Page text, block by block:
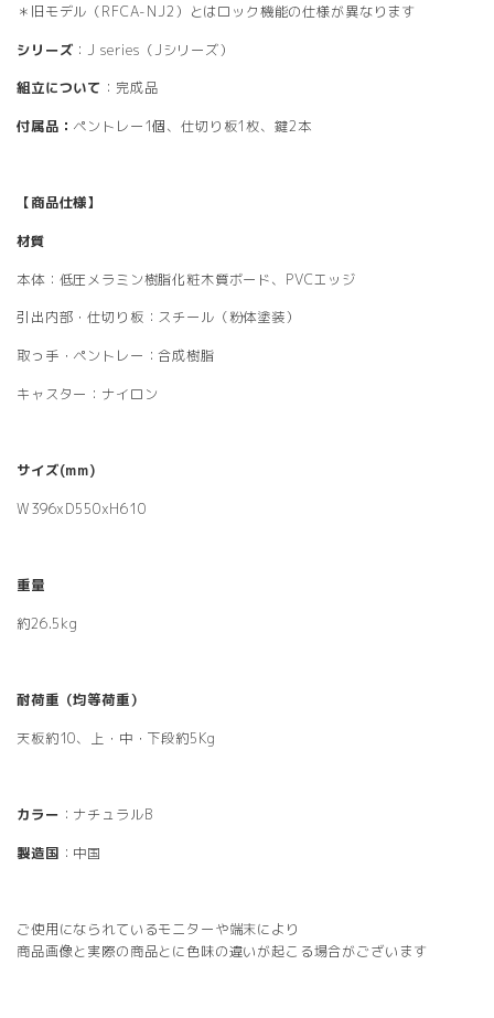
＊旧モデル（RFCA-NJ2）とはロック機能の仕様が異なります
シリーズ ：J series（Jシリーズ）
組立について ：完成品
付属品： ペントレー1個、仕切り板1枚、鍵2本
【商品仕様】
材質
本体：低圧メラミン樹脂化粧木質ボード、PVCエッジ
引出内部・仕切り板：スチール（粉体塗装）
取っ手・ペントレー：合成樹脂
キャスター：ナイロン
サイズ(mm)
W396xD550xH610
重量
約26.5kg
耐荷重（均等荷重）
天板約10、上・中・下段約5Kg
カラー ：ナチュラルB
製造国 ：中国
ご使用になられているモニターや端末により
商品画像と実際の商品とに色味の違いが起こる場合がございます